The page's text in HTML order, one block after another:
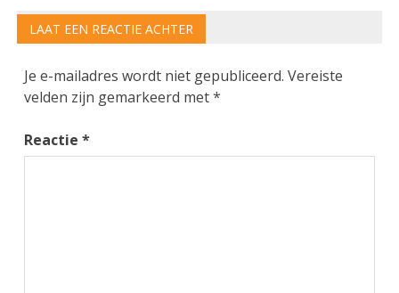
LAAT EEN REACTIE ACHTER
Je e-mailadres wordt niet gepubliceerd. Vereiste
velden zijn gemarkeerd met*
Reactie*